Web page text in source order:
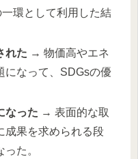
環として利用した結
れた → 物価高やエネ
になって、SDGsの優
なった → 表面的な取
成果を求められる段
た。